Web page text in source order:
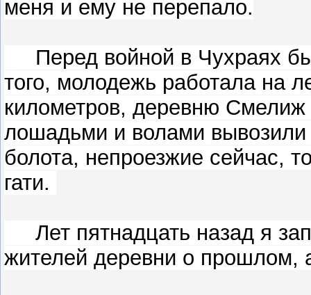
меня и ему не перепало.
Перед войной в Чухраях
того, молодежь работала на
километров, деревню Смелиж
лошадьми и волами вывозили
болота, непроезжие сейчас,
гати.
Лет пятнадцать назад я
жителей деревни о прошлом,